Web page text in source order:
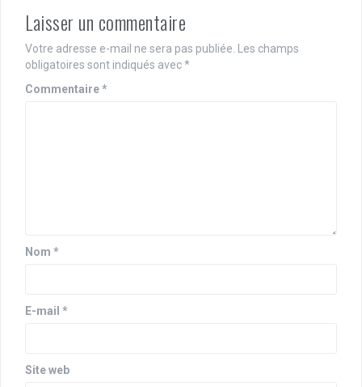
Laisser un commentaire
Votre adresse e-mail ne sera pas publiée.
Les champs
obligatoires sont indiqués avec*
Commentaire*
Nom *
E-mail *
Site web